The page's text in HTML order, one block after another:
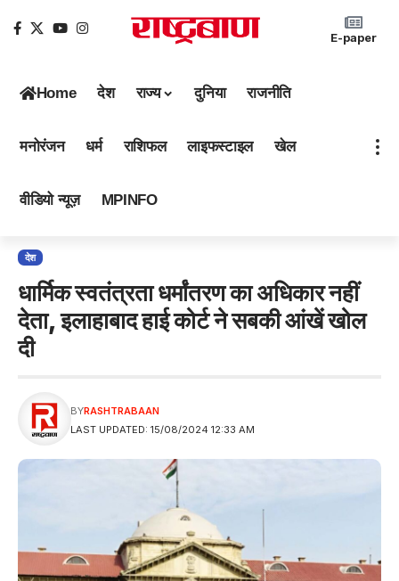
E-paper
Home देश राज्य दुनिया राजनीति
मनोरंजन धर्म राशिफल लाइफस्टाइल खेल
वीडियो न्यूज़ MPINFO
देश
धार्मिक स्वतंत्रता धर्मांतरण का अधिकार नहीं
देता, इलाहाबाद हाई कोर्ट ने सबकी आंखें खोल
दी
LAST UPDATED: 15/08/2024 12:33 AM
BYRASHTRABAAN